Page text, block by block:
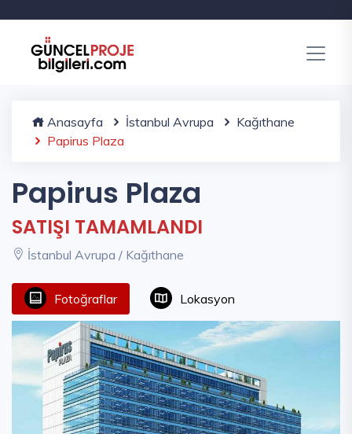
Anasayfa İstanbul Avrupa
Kağıthane
Papirus Plaza
Papirus Plaza
SATIŞI TAMAMLANDI
İstanbul Avrupa / Kağıthane
Fotoğraflar Lokasyon